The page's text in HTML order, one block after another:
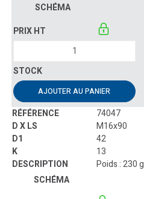
AJOUTER AU PANIER
74047
M16x90
42
13
Poids : 230 g